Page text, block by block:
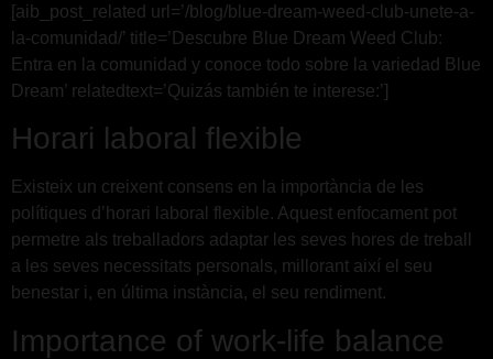
[aib_post_related url=’/blog/blue-dream-weed-club-unete-a-
la-comunidad/’ title=’Descubre Blue Dream Weed Club:
Entra en la comunidad y conoce todo sobre la variedad Blue
Dream’ relatedtext=’Quizás también te interese:’]
Horari laboral flexible
Existeix un creixent consens en la importància de les
polítiques d’horari laboral flexible. Aquest enfocament pot
permetre als treballadors adaptar les seves hores de treball
a les seves necessitats personals, millorant així el seu
benestar i, en última instància, el seu rendiment.
Importance of work-life balance